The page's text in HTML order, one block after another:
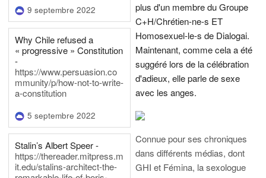
9 septembre 2022
Why Chile refused a
« progressive » Constitution
-
https://www.persuasion.co
mmunity/p/how-not-to-write-
a-constitution
5 septembre 2022
Stalin’s Albert Speer -
https://thereader.mitpress.m
it.edu/stalins-architect-the-
plus d'un membre du Groupe
C+H/Chrétien-ne-s ET
Homosexuel-le-s de Dialogai.
Maintenant, comme cela a été
suggéré lors de la célébration
d'adieux, elle parle de sexe
avec les anges.
Connue pour ses chroniques
dans différents médias, dont
GHI et Fémina, la sexologue